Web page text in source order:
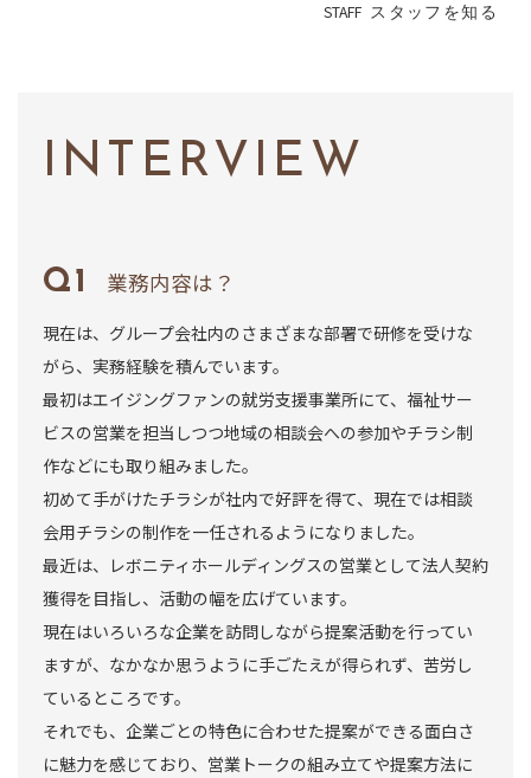
STAFF スタッフを知る
INTERVIEW
業務内容は？
現在は、グループ会社内のさまざまな部署で研修を受けな
がら、実務経験を積んでいます。
最初はエイジングファンの就労支援事業所にて、福祉サー
ビスの営業を担当しつつ地域の相談会への参加やチラシ制
作などにも取り組みました。
初めて手がけたチラシが社内で好評を得て、現在では相談
会用チラシの制作を一任されるようになりました。
最近は、レボニティホールディングスの営業として法人契約
獲得を目指し、活動の幅を広げています。
現在はいろいろな企業を訪問しながら提案活動を行ってい
ますが、なかなか思うように手ごたえが得られず、苦労し
ているところです。
それでも、企業ごとの特色に合わせた提案ができる面白さ
に魅力を感じており、営業トークの組み立てや提案方法に